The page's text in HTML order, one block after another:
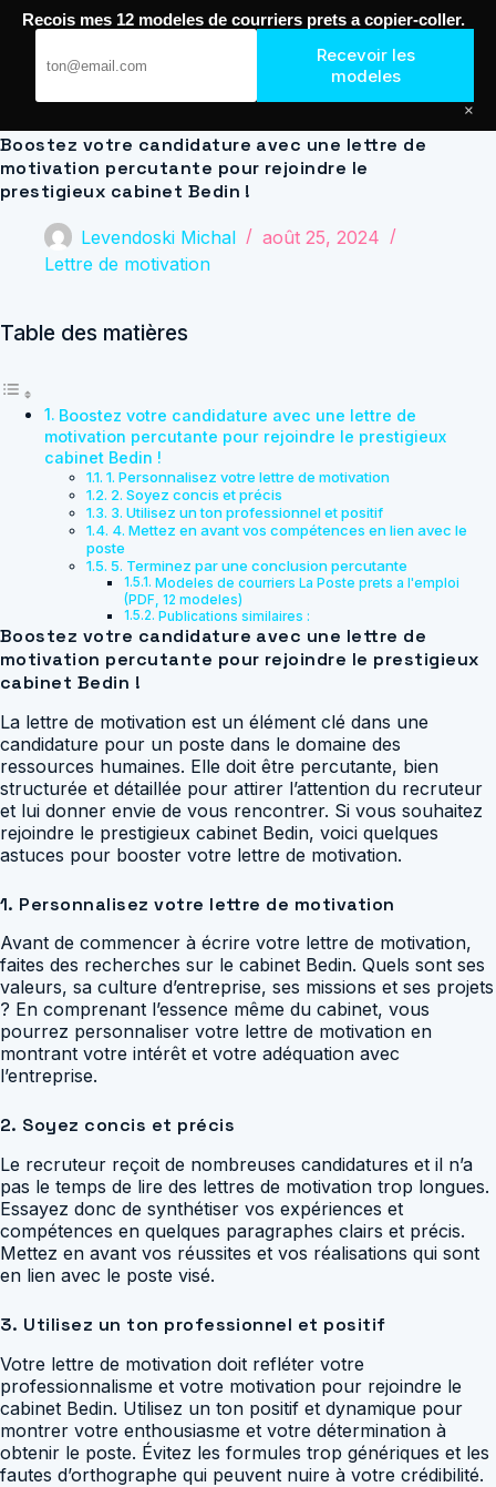
Passer
Boostez votre candidature avec une lettre de
motivation percutante pour rejoindre le
prestigieux cabinet Bedin !
Levendoski Michal
août 25, 2024
Lettre de motivation
Table des matières
Boostez votre candidature avec une lettre de
motivation percutante pour rejoindre le prestigieux
cabinet Bedin !
1. Personnalisez votre lettre de motivation
2. Soyez concis et précis
3. Utilisez un ton professionnel et positif
4. Mettez en avant vos compétences en lien avec le
poste
5. Terminez par une conclusion percutante
Modeles de courriers La Poste prets a l'emploi
(PDF, 12 modeles)
Publications similaires :
Boostez votre candidature avec une lettre de
motivation percutante pour rejoindre le prestigieux
cabinet Bedin !
La lettre de motivation est un élément clé dans une
candidature pour un poste dans le domaine des
ressources humaines. Elle doit être percutante, bien
structurée et détaillée pour attirer l’attention du recruteur
et lui donner envie de vous rencontrer. Si vous souhaitez
rejoindre le prestigieux cabinet Bedin, voici quelques
astuces pour booster votre lettre de motivation.
1. Personnalisez votre lettre de motivation
Avant de commencer à écrire votre lettre de motivation,
faites des recherches sur le cabinet Bedin. Quels sont ses
valeurs, sa culture d’entreprise, ses missions et ses projets
? En comprenant l’essence même du cabinet, vous
pourrez personnaliser votre lettre de motivation en
montrant votre intérêt et votre adéquation avec
l’entreprise.
2. Soyez concis et précis
Le recruteur reçoit de nombreuses candidatures et il n’a
pas le temps de lire des lettres de motivation trop longues.
Essayez donc de synthétiser vos expériences et
compétences en quelques paragraphes clairs et précis.
Mettez en avant vos réussites et vos réalisations qui sont
en lien avec le poste visé.
3. Utilisez un ton professionnel et positif
Votre lettre de motivation doit refléter votre
professionnalisme et votre motivation pour rejoindre le
cabinet Bedin. Utilisez un ton positif et dynamique pour
montrer votre enthousiasme et votre détermination à
obtenir le poste. Évitez les formules trop génériques et les
fautes d’orthographe qui peuvent nuire à votre crédibilité.
Recois mes 12 modeles de courriers prets a copier-coller.
Recevoir les
modeles
×